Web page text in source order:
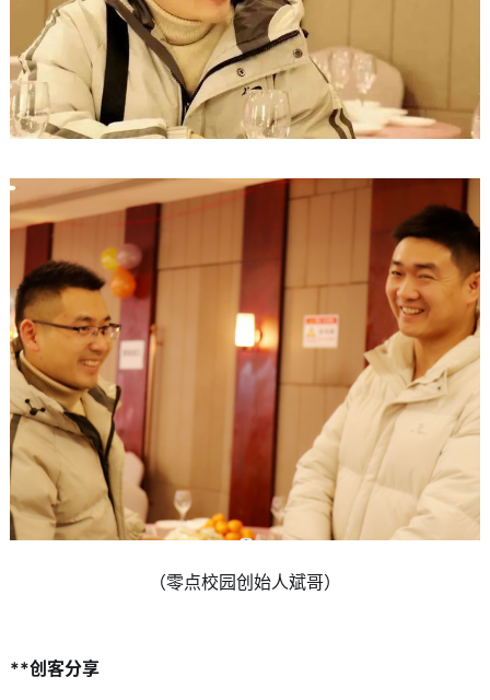
（零点校园创始人斌哥）
**创客分享